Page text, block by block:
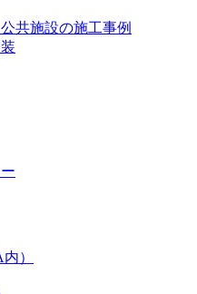
共施設の施工事例
）